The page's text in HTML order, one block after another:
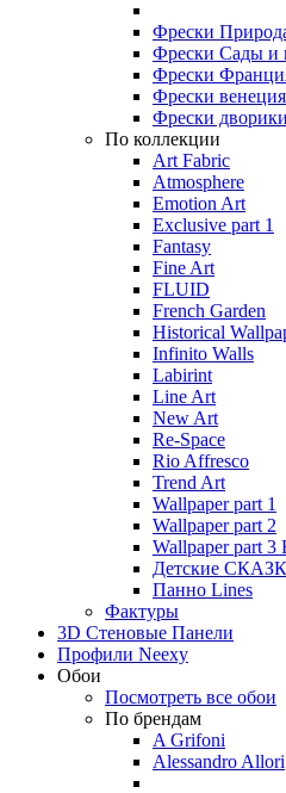
Фрески
Фрески Сады и
Фрески
Фрески венеция
Фрески дворики
По коллекции
Art Fabric
Atmosphere
Emotion Art
Exclusive part 1
Fantasy
Fine Art
FLUID
French Garden
Historical
Infinito Walls
Labirint
Line Art
New Art
Re-Space
Rio Affresco
Trend Art
Wallpaper part 1
Wallpaper part 2
Wallpaper part 3
Детские
Панно Lines
Фактуры
3D Стеновые Панели
Профили Neexy
Обои
Посмотреть все обои
По брендам
A Grifoni
Alessandro Allori